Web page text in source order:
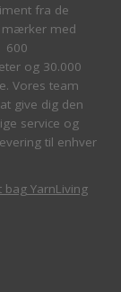
fra de
med
600
og 30.000
Vores team
give dig den
service og
til enhver
bag YarnLiving